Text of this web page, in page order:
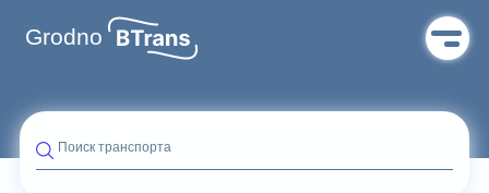
Grodno
Поиск транспорта